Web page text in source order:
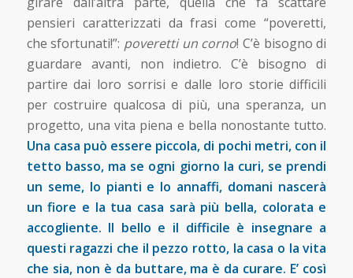
pensieri caratterizzati da frasi come “poveretti,
che sfortunati!”: poveretti un corno! C’è bisogno di
guardare avanti, non indietro. C’è bisogno di
partire dai loro sorrisi e dalle loro storie difficili
per costruire qualcosa di più, una speranza, un
progetto, una vita piena e bella nonostante tutto.
Una casa può essere piccola, di pochi metri, con il
tetto basso, ma se ogni giorno la curi, se prendi
un seme, lo pianti e lo annaffi, domani nascerà
un fiore e la tua casa sarà più bella, colorata e
accogliente. Il bello e il difficile è insegnare a
questi ragazzi che il pezzo rotto, la casa o la vita
che sia, non è da buttare, ma è da curare. E’ così